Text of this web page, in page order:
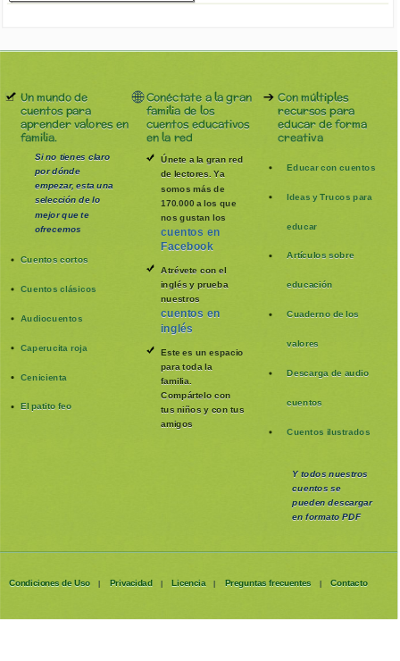
Un mundo de
cuentos para
aprender valores en
familia.
Si no tienes claro
por dónde
empezar, esta una
selección de lo
mejor que te
ofrecemos
Cuentos cortos
Cuentos clásicos
Audiocuentos
Caperucita roja
Cenicienta
El patito feo
Conéctate a la gran
familia de los
cuentos educativos
en la red
Únete a la gran red
de lectores. Ya
somos más de
170.000 a los que
nos gustan los
cuentos en
Facebook
Atrévete con el
inglés y prueba
nuestros
cuentos en
inglés
Este es un espacio
para toda la
familia
Compártelo con
tus niños y con tus
amigos
Con múltiples
recursos para
educar de forma
creativa
Educar con cuentos
Ideas y Trucos para
educar
Artículos sobre
educación
Cuaderno de los
valores
Descarga de audio
cuentos
Cuentos ilustrados
Y todos nuestros
cuentos se
puedendescargar
en formato PDF
Condiciones de Uso | Privacidad | Licencia | Preguntas frecuentes | Contacto